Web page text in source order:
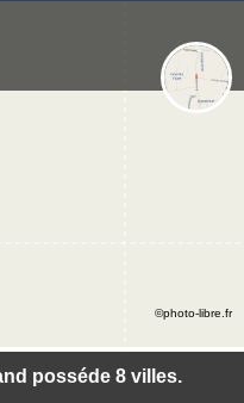
posséde 8 villes.
©photo-libre.fr